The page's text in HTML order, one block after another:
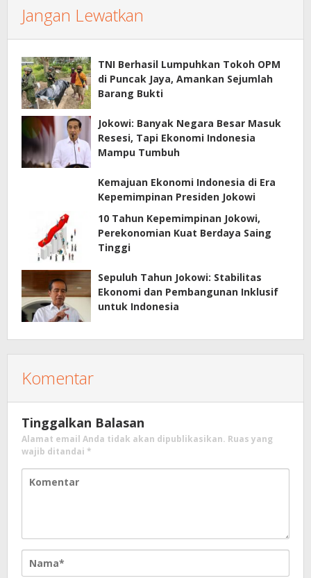
Jangan Lewatkan
TNI Berhasil Lumpuhkan Tokoh OPM
di Puncak Jaya, Amankan Sejumlah
Barang Bukti
Jokowi: Banyak Negara Besar Masuk
Resesi, Tapi Ekonomi Indonesia
Mampu Tumbuh
Kemajuan Ekonomi Indonesia di Era
Kepemimpinan Presiden Jokowi
10 Tahun Kepemimpinan Jokowi,
Perekonomian Kuat Berdaya Saing
Tinggi
Sepuluh Tahun Jokowi: Stabilitas
Ekonomi dan Pembangunan Inklusif
untuk Indonesia
Komentar
Tinggalkan Balasan
Alamat email Anda tidak akan dipublikasikan. Ruas yang
wajib ditandai *